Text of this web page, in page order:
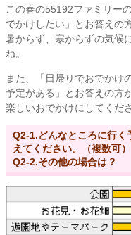
この春の55192ファミリー
でかけしたい」とお答えの
暑からず、寒からずの気候
ね。
また、「日帰りでおでかけ
予定がある」とお答えの方
楽しいおでかけにしてくだ
Q2-1.どんなところに行く
えてください。（複数可）
Q2-2.その他の場合は？